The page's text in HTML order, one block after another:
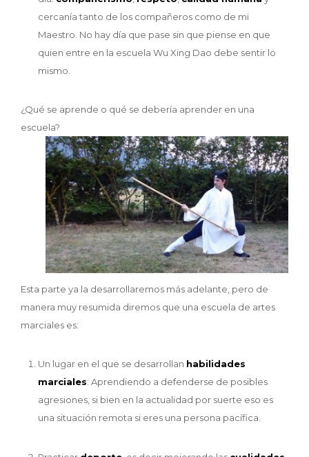
cercanía tanto de los compañeros como de mi
Maestro. No hay día que pase sin que piense en que
quien entre en la escuela Wu Xing Dao debe sentir lo
mismo.
¿Qué se aprende o qué se debería aprender en una
escuela?
Esta parte ya la desarrollaremos más adelante, pero de
manera muy resumida diremos que una escuela de artes
marciales es:
Un lugar en el que se desarrollan habilidades
marciales: Aprendiendo a defenderse de posibles
agresiones, si bien en la actualidad por suerte eso es
una situación remota si eres una persona pacífica.